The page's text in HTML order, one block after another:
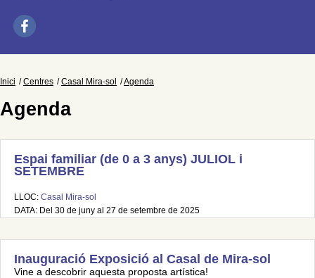
Inici Centres Casal Mira-sol Agenda
Agenda
Espai familiar (de 0 a 3 anys) JULIOL i
SETEMBRE
LLOC: Casal Mira-sol
DATA: Del 30 de juny al 27 de setembre de 2025
Inauguració Exposició al Casal de Mira-sol
Vine a descobrir aquesta proposta artística!